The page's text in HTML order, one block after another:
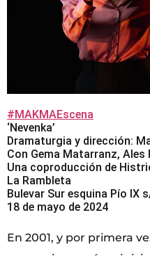
#MAKMAEscena
‘Nevenka’
Dramaturgia y dirección:
Con Gema Matarranz,
Una coproducción de
La Rambleta
Bulevar Sur esquina Pío IX
18 de mayo de 2024
En 2001, y por primera